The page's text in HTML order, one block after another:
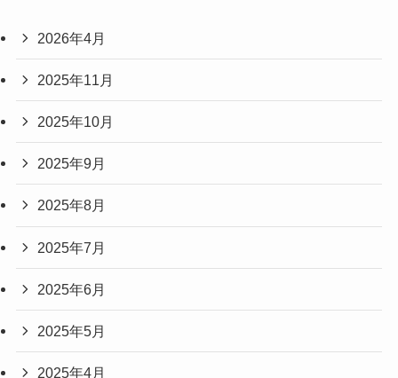
2026年4月
2025年11月
2025年10月
2025年9月
2025年8月
2025年7月
2025年6月
2025年5月
2025年4月